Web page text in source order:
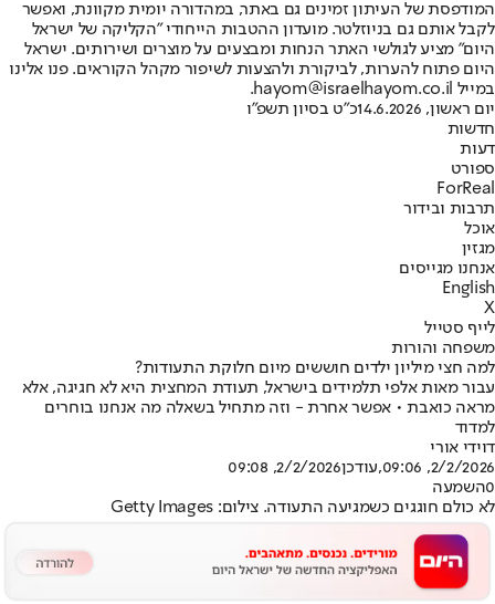
המודפסת של העיתון זמינים גם באתר, במהדורה יומית מקוונת, ואפשר
לקבל אותם גם בניוזלטר. מועדון ההטבות הייחודי "הקליקה של ישראל
היום" מציע לגולשי האתר הנחות ומבצעים על מוצרים ושירותים. ישראל
היום פתוח להערות, לביקורת ולהצעות לשיפור מקהל הקוראים. פנו אלינו
במייל hayom@israelhayom.co.il.
יום ראשון, 14.6.2026
כ"ט בסיון תשפ"ו
חדשות
דעות
ספורט
ForReal
תרבות ובידור
אוכל
מגזין
אנחנו מגייסים
English
X
לייף סטייל
משפחה והורות
למה חצי מיליון ילדים חוששים מיום חלוקת התעודות?
עבור מאות אלפי תלמידים בישראל, תעודת המחצית היא לא חגיגה, אלא
מראה כואבת • אפשר אחרת - וזה מתחיל בשאלה מה אנחנו בוחרים
למדוד
דוידי אורי
2/2/2026, 09:06
,עודכן2/2/2026, 09:08
0השמעה
לא כולם חוגגים כשמגיעה התעודה. צילום: Getty Images